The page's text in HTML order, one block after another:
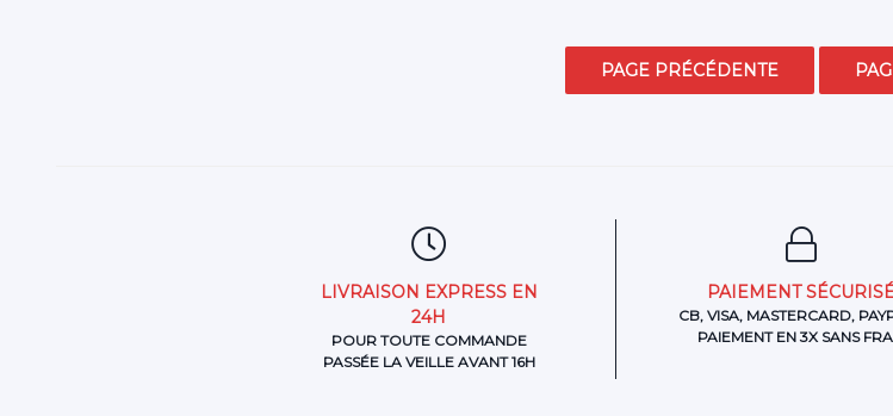
LIVRAISON EXPRESS EN
24H
POUR TOUTE COMMANDE
PASSÉE LA VEILLE AVANT 16H
PAIEMENT
CB, VISA, MASTERCARD,
PAIEMENT EN 3X SANS